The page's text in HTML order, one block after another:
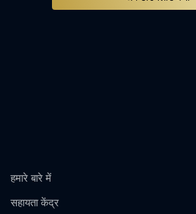
हमारे बारे में
सहायता केंद्र